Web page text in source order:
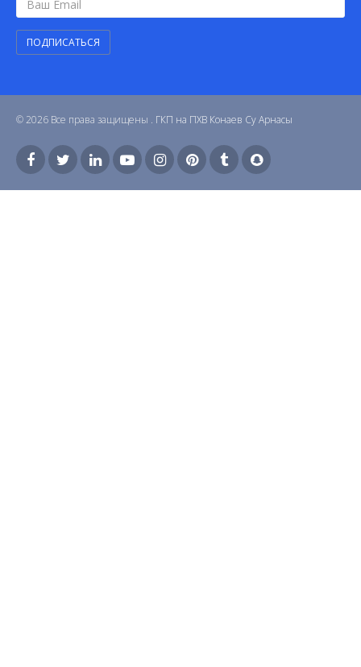
ПОДПИСАТЬСЯ
© 2026 Все права защищены . ГКП на ПХВ Конаев Су Арнасы